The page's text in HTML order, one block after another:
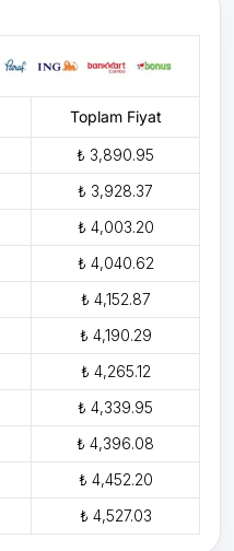
Toplam Fiyat
₺ 3,890.95
₺ 3,928.37
₺ 4,003.20
₺ 4,040.62
₺ 4,152.87
₺ 4,190.29
₺ 4,265.12
₺ 4,339.95
₺ 4,396.08
₺ 4,452.20
₺ 4,527.03